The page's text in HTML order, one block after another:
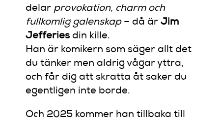
delar provokation, charm och
fullkomlig galenskap– då ärJim
Jefferies din kille.
Han är komikern som säger allt det
du tänker men aldrig vågar yttra,
och får dig att skratta åt saker du
egentligen inte borde.
Och 2025 kommer han tillbaka till